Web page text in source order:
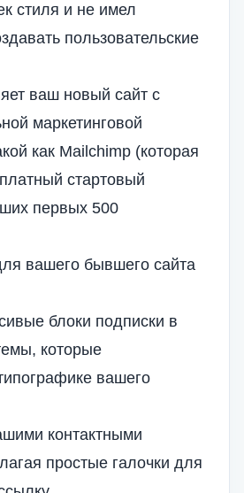
стиля и не имел
пользовательские
ваш новый сайт с
маркетинговой
как Mailchimp (которая
стартовый
первых 500
вашего бывшего сайта
блоки подписки в
которые
вашего
контактными
простые галочки для